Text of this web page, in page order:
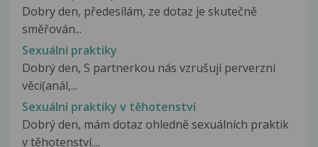
Dobry den, předesílám, ze dotaz je skutečně
směřován...
Sexuální praktiky
Dobrý den, S partnerkou nás vzrušují perverzní
věci(anál,...
Sexuální praktiky v těhotenství
Dobrý den, mám dotaz ohledně sexuálních praktik
v těhotenství....